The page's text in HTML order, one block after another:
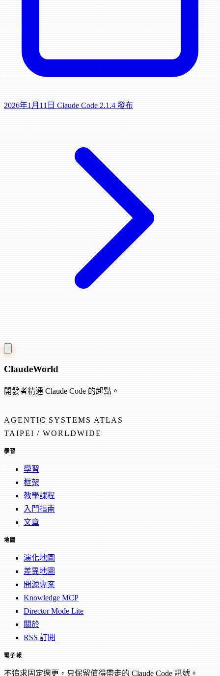
2026年1月11日 Claude Code 2.1.4 發布
ClaudeWorld
開發者精通 Claude Code 的起點。
AGENTIC SYSTEMS ATLAS
TAIPEI / WORLDWIDE
學習
學習
框架
教學課程
入門指南
文章
地圖
演化地圖
差異地圖
開源專案
Knowledge MCP
Director Mode Lite
關於
RSS 訂閱
電子報
不追求固定週更，只保留值得帶走的 Claude Code 訊號。